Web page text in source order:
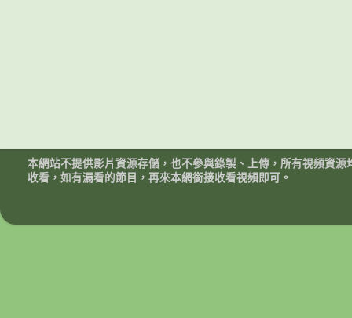
本網站不提供影片資源存儲，也不參與錄製、上傳，所有視頻資
收看，如有漏看的節目，再來本網銜接收看視頻即可。